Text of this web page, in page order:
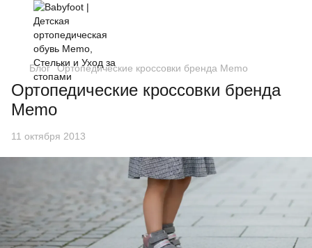
Блог Ортопедические кроссовки бренда Memo
Ортопедические кроссовки бренда
Memo
11 октября 2013